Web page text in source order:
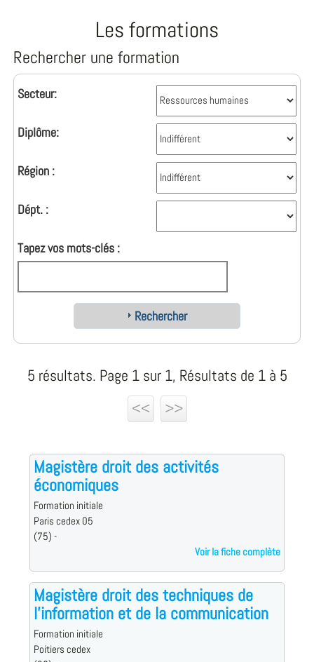
Les formations
Rechercher une formation
Secteur:
Diplôme:
Région :
Dépt. :
Tapez vos mots-clés :
Rechercher
5 résultats. Page 1 sur 1, Résultats de 1 à 5
<<
>>
Magistère droit des activités
économiques
Formation initiale
Paris cedex 05
(75) -
Voir la fiche complète
Magistère droit des techniques de
l'information et de la communication
Formation initiale
Poitiers cedex